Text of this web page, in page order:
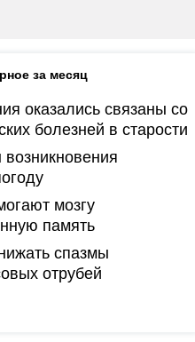
за месяц
оказались связаны со
болезней в старости
мозгу
память
спазмы
отрубей